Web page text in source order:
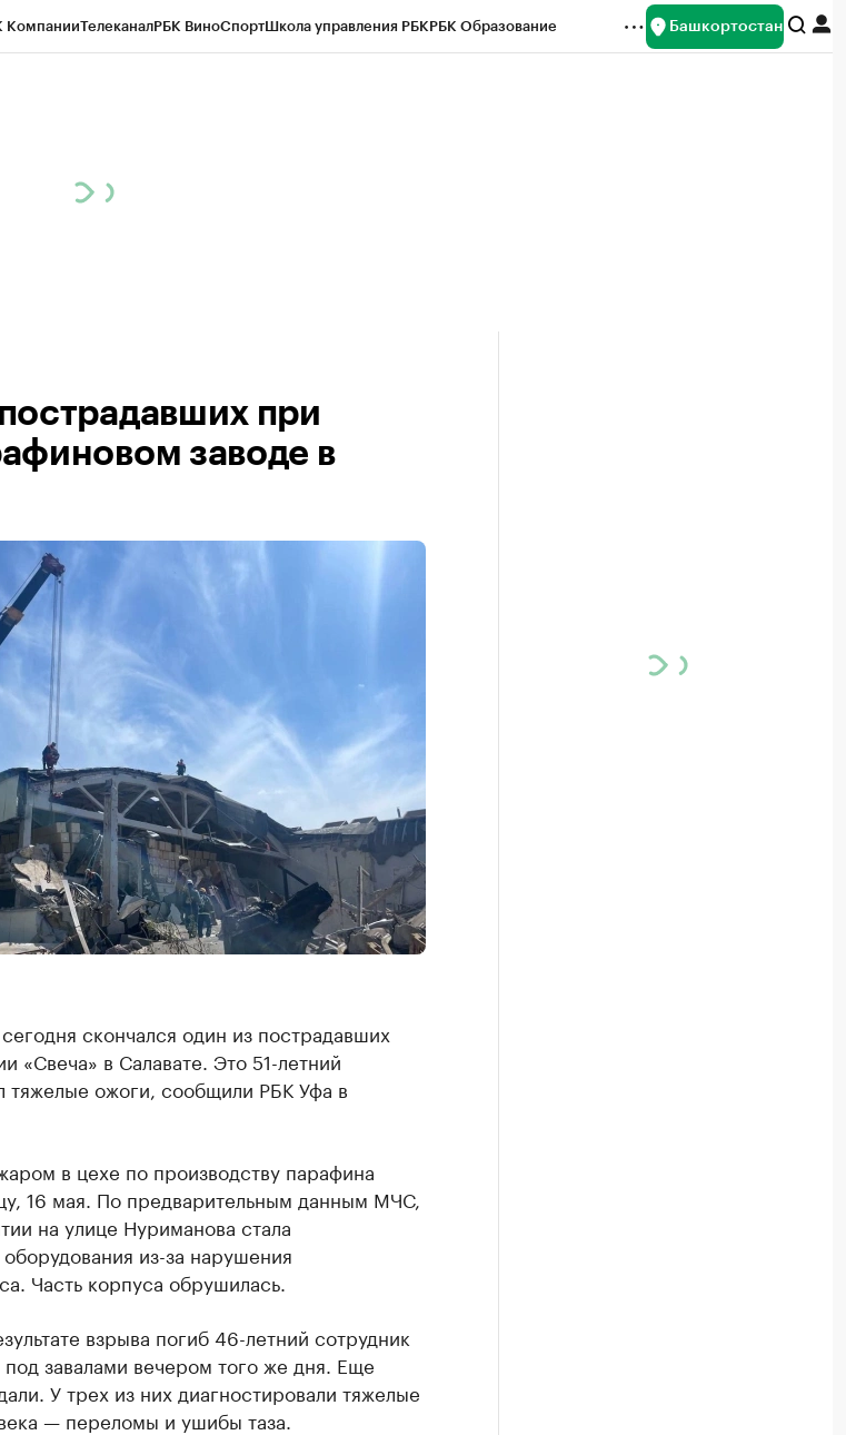
КомпанииТелеканалРБК ВиноСпортШкола управления РБКРБК Образование Башкортостан
при
заводе в
скончался один из пострадавших
«Свеча» в Салавате. Это 51-летний
тяжелые ожоги, сообщили РБК Уфа в
в цехе по производству парафина
16 мая. По предварительным данным МЧС,
на улице Нуриманова стала
из-за нарушения
Часть корпуса обрушилась.
взрыва погиб 46-летний сотрудник
завалами вечером того же дня. Еще
У трех из них диагностировали тяжелые
— переломы и ушибы таза.